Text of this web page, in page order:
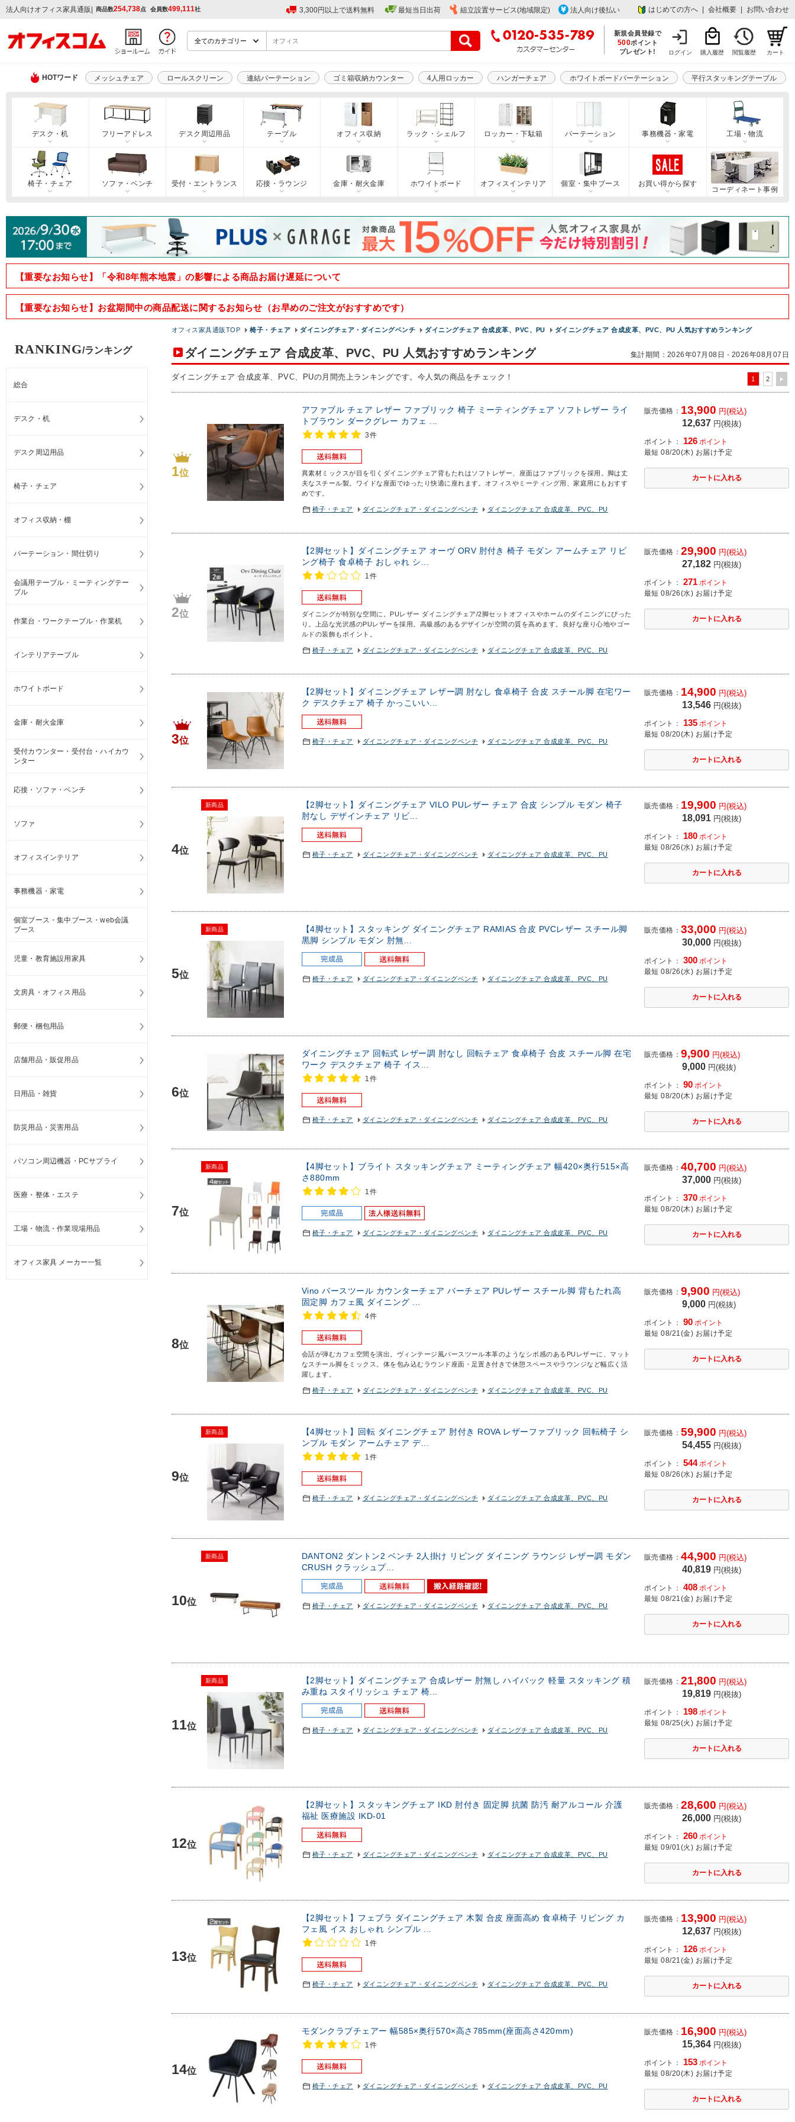
法人向けオフィス家具通販 | 商品数254,738点 会員数499,111社 3,300円以上で送料無料 最短当日出荷 組立設置サービス(地域限定) 法人向け後払い はじめての方へ 会社概要 お問い合わせ
新規会員登録で
500ポイント
プレゼント!
ログイン 購入履歴 閲覧履歴 カート
HOTワード メッシュチェア ロールスクリーン 連結パーテーション ゴミ箱収納カウンター 4人用ロッカー ハンガーチェア ホワイトボードパーテーション 平行スタッキングテーブル
デスク・机 フリーアドレス デスク周辺用品 テーブル オフィス収納 ラック・シェルフ ロッカー・下駄箱 パーテーション 事務機器・家電 工場・物流
椅子・チェア ソファ・ベンチ 受付・エントランス 応接・ラウンジ 金庫・耐火金庫 ホワイトボード オフィスインテリア 個室・集中ブース
お買い得から探す
コーディネート事例
【重要なお知らせ】「令和8年熊本地震」の影響による商品お届け遅延について
【重要なお知らせ】お盆期間中の商品配送に関するお知らせ（お早めのご注文がおすすめです）
オフィス家具通販TOP 椅子・チェア ダイニングチェア・ダイニングベンチ ダイニングチェア 合成皮革、PVC、PU ダイニングチェア 合成皮革、PVC、PU 人気おすすめランキング
ダイニングチェア 合成皮革、PVC、PU 人気おすすめランキング 集計期間：2026年07月08日 - 2026年08月07日
ダイニングチェア 合成皮革、PVC、PUの月間売上ランキングです。今人気の商品をチェック！ 1 2
1位
アファブル チェア レザー ファブリック 椅子 ミーティングチェア ソフトレザー ライ
トブラウン ダークグレー カフェ ...
3件
異素材ミックスが目を引くダイニングチェア背もたれはソフトレザー、座面はファブリックを採用。脚は丈
夫なスチール製。ワイドな座面でゆったり快適に座れます。オフィスやミーティング用、家庭用にもおすす
めです。
椅子・チェア ダイニングチェア・ダイニングベンチ ダイニングチェア 合成皮革、PVC、PU
販売価格： 13,900 円(税込)
12,637 円(税抜)
ポイント： 126 ポイント
最短 08/20(木) お届け予定
2位
【2脚セット】ダイニングチェア オーヴ ORV 肘付き 椅子 モダン アームチェア リビ
ング椅子 食卓椅子 おしゃれ シ...
1件
ダイニングが特別な空間に。PUレザー ダイニングチェア/2脚セット オフィスやホームのダイニングにぴった
り。上品な光沢感のPUレザーを採用。高級感のあるデザインが空間の質を高めます。良好な座り心地やゴー
ルドの装飾もポイント。
椅子・チェア ダイニングチェア・ダイニングベンチ ダイニングチェア 合成皮革、PVC、PU
販売価格：29,900 円(税込)
27,182 円(税抜)
ポイント： 271 ポイント
最短 08/26(水) お届け予定
3位
【2脚セット】ダイニングチェア レザー調 肘なし 食卓椅子 合皮 スチール脚 在宅ワー
ク デスクチェア 椅子 かっこいい...
椅子・チェア ダイニングチェア・ダイニングベンチ ダイニングチェア 合成皮革、PVC、PU
販売価格： 14,900 円(税込)
13,546 円(税抜)
ポイント： 135 ポイント
最短 08/20(木) お届け予定
4位
新商品
【2脚セット】ダイニングチェア VILO PUレザー チェア 合皮 シンプル モダン 椅子
肘なし デザインチェア リビ...
椅子・チェア ダイニングチェア・ダイニングベンチ ダイニングチェア 合成皮革、PVC、PU
販売価格： 19,900 円(税込)
18,091 円(税抜)
ポイント： 180 ポイント
最短 08/26(水) お届け予定
5位
新商品
【4脚セット】スタッキング ダイニングチェア RAMIAS 合皮 PVCレザー スチール脚
黒脚 シンプル モダン 肘無...
椅子・チェア ダイニングチェア・ダイニングベンチ ダイニングチェア 合成皮革、PVC、PU
販売価格：33,000 円(税込)
30,000 円(税抜)
ポイント： 300 ポイント
最短 08/26(水) お届け予定
6位
ダイニングチェア 回転式 レザー調 肘なし 回転チェア 食卓椅子 合皮 スチール脚 在宅
ワーク デスクチェア 椅子 イス...
1件
椅子・チェア ダイニングチェア・ダイニングベンチ ダイニングチェア 合成皮革、PVC、PU
販売価格：9,900 円(税込)
9,000 円(税抜)
ポイント： 90 ポイント
最短 08/20(木) お届け予定
7位
新商品
【4脚セット】ブライト スタッキングチェア ミーティングチェア 幅420×奥行515×高
さ880mm
1件
椅子・チェア ダイニングチェア・ダイニングベンチ ダイニングチェア 合成皮革、PVC、PU
販売価格：40,700 円(税込)
37,000 円(税抜)
ポイント： 370 ポイント
最短 08/20(木) お届け予定
8位
Vino バースツール カウンターチェア バーチェア PUレザー スチール脚 背もたれ高
固定脚 カフェ風 ダイニング ...
4件
会話が弾むカフェ空間を演出。ヴィンテージ風バースツール本革のようなシボ感のあるPUレザーに、マット
なスチール脚をミックス。体を包み込むラウンド座面・足置き付きで休憩スペースやラウンジなど幅広く活
躍します。
椅子・チェア ダイニングチェア・ダイニングベンチ ダイニングチェア 合成皮革、PVC、PU
販売価格：9,900 円(税込)
9,000 円(税抜)
ポイント： 90 ポイント
最短 08/21(金) お届け予定
9位
新商品
【4脚セット】回転 ダイニングチェア 肘付き ROVA レザーファブリック 回転椅子 シ
ンプル モダン アームチェア デ...
1件
椅子・チェア ダイニングチェア・ダイニングベンチ ダイニングチェア 合成皮革、PVC、PU
販売価格：59,900 円(税込)
54,455 円(税抜)
ポイント： 544 ポイント
最短 08/26(水) お届け予定
10位
新商品
DANTON2 ダントン2 ベンチ 2人掛け リビング ダイニング ラウンジ レザー調 モダン
CRUSH クラッシュプ...
椅子・チェア ダイニングチェア・ダイニングベンチ ダイニングチェア 合成皮革、PVC、PU
販売価格：44,900 円(税込)
40,819 円(税抜)
ポイント： 408 ポイント
最短 08/21(金) お届け予定
11位
新商品
【2脚セット】ダイニングチェア 合成レザー 肘無し ハイバック 軽量 スタッキング 積
み重ね スタイリッシュ チェア 椅...
椅子・チェア ダイニングチェア・ダイニングベンチ ダイニングチェア 合成皮革、PVC、PU
販売価格：21,800 円(税込)
19,819 円(税抜)
ポイント： 198 ポイント
最短 08/25(火) お届け予定
12位
【2脚セット】スタッキングチェア IKD 肘付き 固定脚 抗菌 防汚 耐アルコール 介護
福祉 医療施設 IKD-01
椅子・チェア ダイニングチェア・ダイニングベンチ ダイニングチェア 合成皮革、PVC、PU
販売価格：28,600 円(税込)
26,000 円(税抜)
ポイント： 260 ポイント
最短 09/01(火) お届け予定
13位
【2脚セット】フェブラ ダイニングチェア 木製 合皮 座面高め 食卓椅子 リビング カ
フェ風 イス おしゃれ シンプル ...
1件
椅子・チェア ダイニングチェア・ダイニングベンチ ダイニングチェア 合成皮革、PVC、PU
販売価格： 13,900 円(税込)
12,637 円(税抜)
ポイント： 126 ポイント
最短 08/21(金) お届け予定
14位
モダンクラブチェアー 幅585×奥行570×高さ785mm(座面高さ420mm)
1件
椅子・チェア ダイニングチェア・ダイニングベンチ ダイニングチェア 合成皮革、PVC、PU
販売価格： 16,900 円(税込)
15,364 円(税抜)
ポイント： 153 ポイント
最短 08/20(木) お届け予定
RANKING/ランキング
総合
デスク・机
デスク周辺用品
椅子・チェア
オフィス収納・棚
パーテーション・間仕切り
会議用テーブル・ミーティングテー
ブル
作業台・ワークテーブル・作業机
インテリアテーブル
ホワイトボード
金庫・耐火金庫
受付カウンター・受付台・ハイカウ
ンター
応接・ソファ・ベンチ
ソファ
オフィスインテリア
事務機器・家電
個室ブース・集中ブース・web会議
ブース
児童・教育施設用家具
文房具・オフィス用品
郵便・梱包用品
店舗用品・販促用品
日用品・雑貨
防災用品・災害用品
パソコン周辺機器・PCサプライ
医療・整体・エステ
工場・物流・作業現場用品
オフィス家具 メーカー一覧